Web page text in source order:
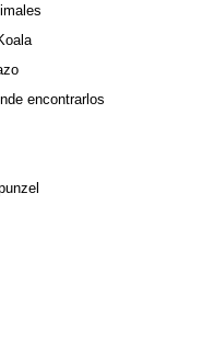
encontrarlos